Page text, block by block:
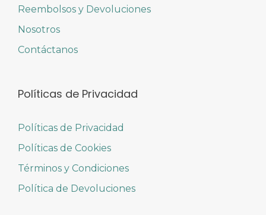
Reembolsos y Devoluciones
Nosotros
Contáctanos
Políticas de Privacidad
Políticas de Privacidad
Políticas de Cookies
Términos y Condiciones
Política de Devoluciones